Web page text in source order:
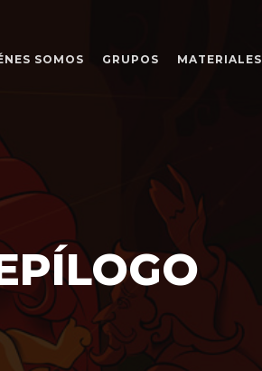
SOMOS GRUPOS MATERIALES